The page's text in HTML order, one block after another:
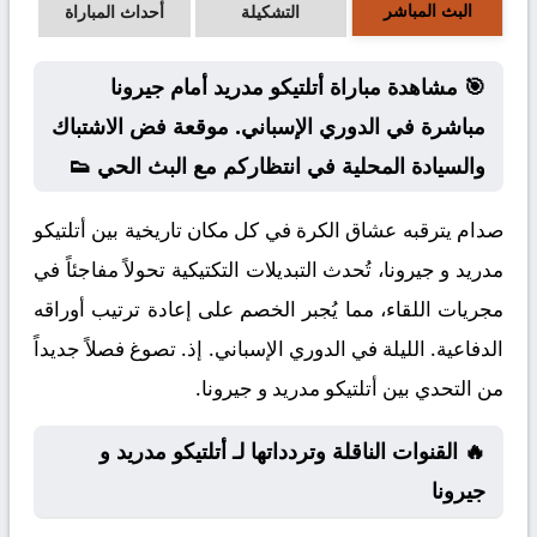
البث المباشر التشكيلة أحداث المباراة
🎯 مشاهدة مباراة أتلتيكو مدريد أمام جيرونا
مباشرة في الدوري الإسباني. موقعة فض الاشتباك
والسيادة المحلية في انتظاركم مع البث الحي 👟
صدام يترقبه عشاق الكرة في كل مكان تاريخية بين أتلتيكو
مدريد و جيرونا، تُحدث التبديلات التكتيكية تحولاً مفاجئاً في
مجريات اللقاء، مما يُجبر الخصم على إعادة ترتيب أوراقه
الدفاعية. الليلة في الدوري الإسباني. إذ. تصوغ فصلاً جديداً
من التحدي بين أتلتيكو مدريد و جيرونا.
🔥 القنوات الناقلة وتردداتها لـ أتلتيكو مدريد و
جيرونا